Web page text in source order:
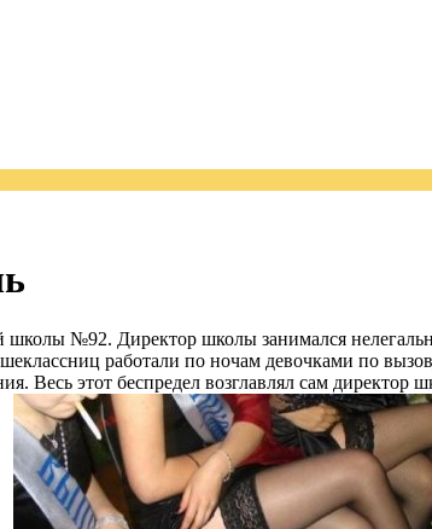
школы №92. Директор школы занимался
работали по ночам девочками по
Весь этот беспредел возглавлял сам директор